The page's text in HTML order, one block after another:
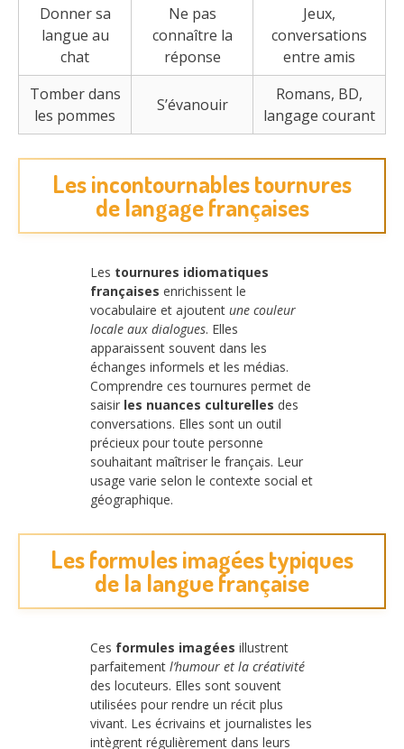
Donner sa
langue au
chat
Ne pas
connaître la
réponse
Jeux,
conversations
entre amis
Tomber dans
les pommes
S’évanouir
Romans, BD,
langage courant
Les incontournables tournures
de langage françaises
Les tournures idiomatiques
françaises enrichissent le
vocabulaire et ajoutent une couleur
locale aux dialogues. Elles
apparaissent souvent dans les
échanges informels et les médias.
Comprendre ces tournures permet de
saisir les nuances culturelles des
conversations. Elles sont un outil
précieux pour toute personne
souhaitant maîtriser le français. Leur
usage varie selon le contexte social et
géographique.
Les formules imagées typiques
de la langue française
Ces formules imagées illustrent
parfaitement l’humour et la créativité
des locuteurs. Elles sont souvent
utilisées pour rendre un récit plus
vivant. Les écrivains et journalistes les
intègrent régulièrement dans leurs